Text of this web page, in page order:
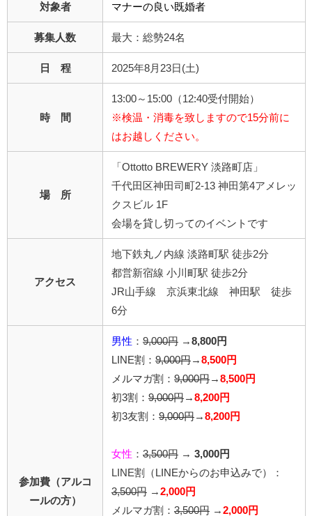
対象者 マナーの良い既婚者
募集人数 最大：総勢24名
日 程 2025年8月23日(土)
時 間
13:00～15:00（12:40受付開始）
※検温・消毒を致しますので15分前に
はお越しください。
場 所
「Ottotto BREWERY 淡路町店」
千代田区神田司町2-13 神田第4アメレッ
クスビル 1F
会場を貸し切ってのイベントです
アクセス
地下鉄丸ノ内線 淡路町駅 徒歩2分
都営新宿線 小川町駅 徒歩2分
JR山手線 京浜東北線 神田駅 徒歩
6分
参加費（アルコ
ールの方）
男性 ： 9,000円 → 8,800円
LINE割： 9,000円 → 8,500円
メルマガ割： 9,000円 → 8,500円
初3割： 9,000円 → 8,200円
初3友割： 9,000円 → 8,200円
女性 ： 3,500円 → 3,000円
LINE割
（LINEからのお申込みで）
：
3,500円 → 2,000円
メルマガ割： 3,500円 → 2,000円